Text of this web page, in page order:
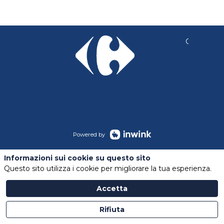
Copyright
Powered by
Informazioni sui cookie su questo sito
Questo sito utilizza i cookie per migliorare la tua esperienza.
Accetta
Rifiuta